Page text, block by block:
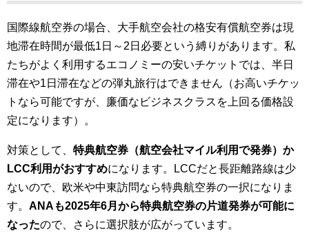
国際線航空券の場合、大手航空会社の格安有償航空券は現
地滞在時間が最低1日～2日必要という縛りがあります。私
たちがよく利用するエコノミーの安いチケットでは、半日
滞在や1日滞在などの弾丸旅行はできません（お高いチケッ
トなら可能ですが、廉価なビジネスクラスを上回る価格設
定になります）。
対策として、 特典航空券（航空会社マイル利用で発券）か
LCC利用がおすすめになります。LCCだと長距離路線は少
ないので、欧米や中東訪問なら特典航空券の一択になりま
す。 ANAも2025年6月から特典航空券の片道発券が可能に
なったので、さらに選択肢が広がっています。